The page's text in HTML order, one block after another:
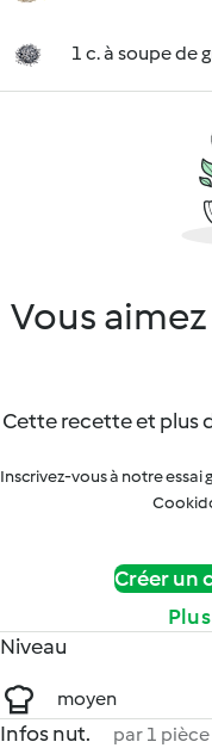
1 c. à soupe de
Vous
Cette recette et plus
Inscrivez-vous à notre
Créer un
Niveau
moyen
Infos nut. par 1 pièce